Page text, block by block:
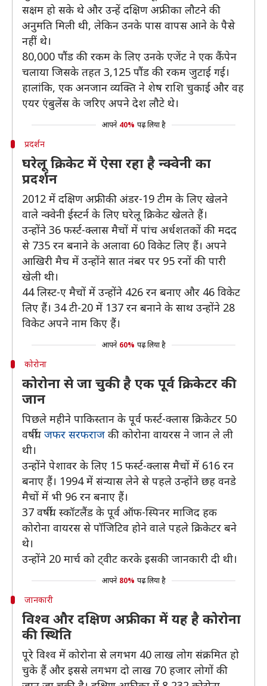
सक्षम हो सके थे और उन्हें दक्षिण अफ्रीका लौटने की
अनुमति मिली थी, लेकिन उनके पास वापस आने के पैसे
नहीं थे।
80,000 पौंड की रकम के लिए उनके एजेंट ने एक कैंपेन
चलाया जिसके तहत 3,125 पौंड की रकम जुटाई गई।
हालांकि, एक अनजान व्यक्ति ने शेष राशि चुकाई और वह
एयर एंबुलेंस के जरिए अपने देश लौटे थे।
आपने 40% पढ़ लिया है
प्रदर्शन
घरेलू क्रिकेट में ऐसा रहा है न्क्वेनी का
प्रदर्शन
2012 में दक्षिण अफ्रीकी अंडर-19 टीम के लिए खेलने
वाले न्क्वेनी ईस्टर्न के लिए घरेलू क्रिकेट खेलते हैं।
उन्होंने 36 फर्स्ट-क्लास मैचों में पांच अर्धशतकों की मदद
से 735 रन बनाने के अलावा 60 विकेट लिए हैं। अपने
आखिरी मैच में उन्होंने सात नंबर पर 95 रनों की पारी
खेली थी।
44 लिस्ट-ए मैचों में उन्होंने 426 रन बनाए और 46 विकेट
लिए हैं। 34 टी-20 में 137 रन बनाने के साथ उन्होंने 28
विकेट अपने नाम किए हैं।
आपने 60% पढ़ लिया है
कोरोना
कोरोना से जा चुकी है एक पूर्व क्रिकेटर की
जान
पिछले महीने पाकिस्तान के पूर्व फर्स्ट-क्लास क्रिकेटर 50
वर्षीय जफर सरफराज की कोरोना वायरस ने जान ले ली
थी।
उन्होंने पेशावर के लिए 15 फर्स्ट-क्लास मैचों में 616 रन
बनाए हैं। 1994 में संन्यास लेने से पहले उन्होंने छह वनडे
मैचों में भी 96 रन बनाए हैं।
37 वर्षीय स्कॉटलैंड के पूर्व ऑफ-स्पिनर माजिद हक
कोरोना वायरस से पॉजिटिव होने वाले पहले क्रिकेटर बने
थे।
उन्होंने 20 मार्च को ट्वीट करके इसकी जानकारी दी थी।
आपने 80% पढ़ लिया है
जानकारी
विश्व और दक्षिण अफ्रीका में यह है कोरोना
की स्थिति
पूरे विश्व में कोरोना से लगभग 40 लाख लोग संक्रमित हो
चुके हैं और इससे लगभग दो लाख 70 हजार लोगों की